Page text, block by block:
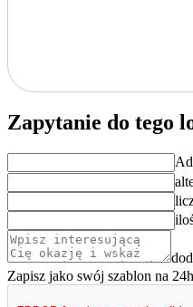
Zapytanie do tego
Zapisz jako swój szablon na 24h